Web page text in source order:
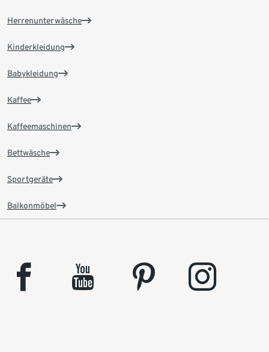
Herrenunterwäsche
Kinderkleidung
Babykleidung
Kaffee
Kaffeemaschinen
Bettwäsche
Sportgeräte
Balkonmöbel
facebook youtube pinterest instagram